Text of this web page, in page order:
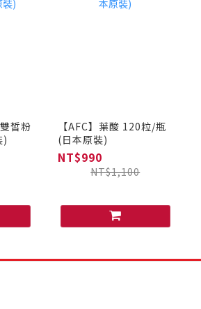
皙粉
)
【AFC】葉酸 120粒/瓶
(日本原裝)
NT$990
NT$1,100